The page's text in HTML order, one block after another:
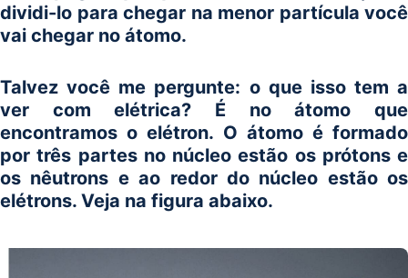
dividi-lo para chegar na menor partícula você
vai chegar no átomo.
Talvez você me pergunte: o que isso tem a
ver com elétrica? É no átomo que
encontramos o elétron. O átomo é formado
por três partes no núcleo estão os prótons e
os nêutrons e ao redor do núcleo estão os
elétrons. Veja na figura abaixo.